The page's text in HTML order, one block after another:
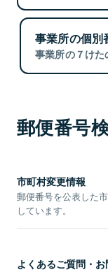
事業所の個別
事業所の７けた
郵便番号
市町村変更情報
郵便番号を公表した
しています。
よくあるご質問・